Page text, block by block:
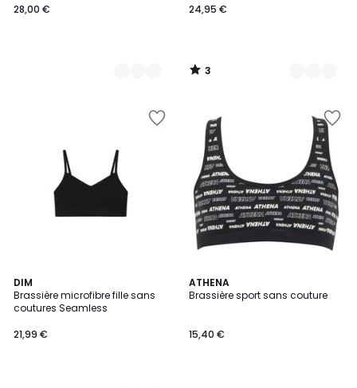
28,00 € 24,95 €
3
/
DIM
Brassière microfibre fille sans
coutures Seamless
21,99 €
5
/
5
2
Couleurs
ATHENA
Brassière sport sans couture
15,40 €